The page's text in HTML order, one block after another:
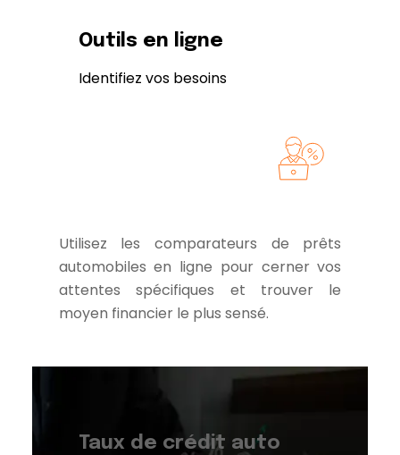
Outils en ligne
Identifiez vos besoins
Utilisez les comparateurs de prêts
automobiles en ligne pour cerner vos
attentes spécifiques et trouver le
moyen financier le plus sensé.
Taux de crédit auto